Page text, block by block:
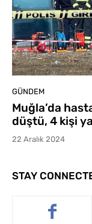
GÜNDEM
Muğla’da
düştü, 4 kişi
22 Aralık 2024
STAY